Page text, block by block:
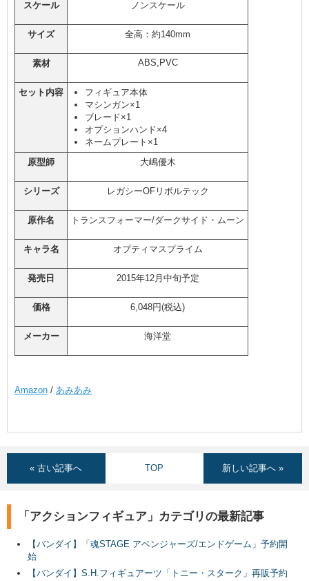
スケール ノンスケール
サイズ 全高：約140mm
素材 ABS,PVC
セット内容
フィギュア本体
マシンガン×1
ブレード×1
オプションハンド×4
ネームプレート×1
原型師
大嶋優木
シリーズ レガシーOFリボルテック
原作名 トランスフォーマー/ダークサイド・ムーン
キャラ名 オプティマスプライム
発売日 2015年12月中旬予定
価格 6,048円(税込)
メーカー 海洋堂
Amazon / あみあみ
« 古い記事へ TOP 新しい記事へ »
「アクションフィギュア」カテゴリの最新記事
【バンダイ】「魂STAGE アベンジャーズ/エンドゲーム」予約開
始
【バンダイ】S.H.フィギュアーツ「トニー・スターク」再販予約